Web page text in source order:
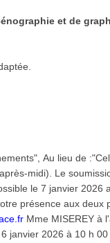
et de
à 10 h 00 (créneau du
midi). Le
le 7 janvier
présence aux
Mme MISEREY à
janvier 2026 à 10 h